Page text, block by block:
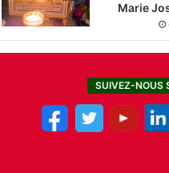
Marie
SUIVEZ-NOUS